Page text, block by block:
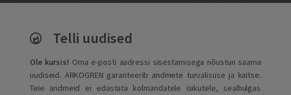
Telli uudised
Ole kursis! Oma e-posti aadressi sisestamisega nõustun saama
uudiseid. ARKOGREN garanteerib andmete turvalisuse ja kaitse.
Teie andmeid ei edastata kolmandatele isikutele, sealhulgas